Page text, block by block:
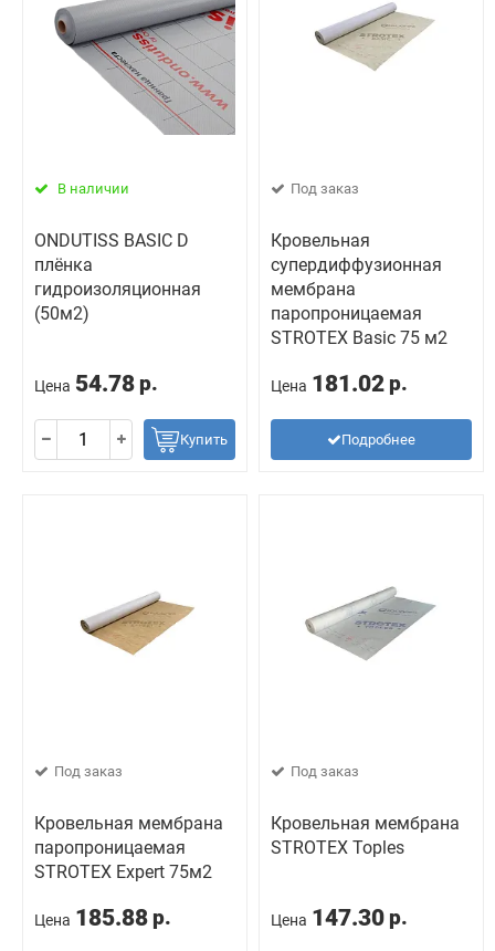
В наличии
ONDUTISS BASIC D
плёнка
гидроизоляционная
(50м2)
Цена 54.78 р.
Купить
Под заказ
Кровельная
супердиффузионная
мембрана
паропроницаемая
STROTEX Basic 75 м2
Цена 181.02 р.
Подробнее
Под заказ
Кровельная мембрана
паропроницаемая
STROTEX Expert 75м2
Цена 185.88 р.
Под заказ
Кровельная мембрана
STROTEX Toples
Цена 147.30 р.